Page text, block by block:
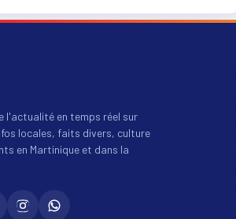
l'actualité en temps réel sur
locales, faits divers, culture
en Martinique et dans la